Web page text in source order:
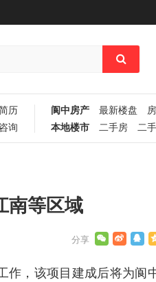
历
询
阆中房产 最新楼盘
本地楼市
二手房 二
南等区域
作，该项目建成后将为阆